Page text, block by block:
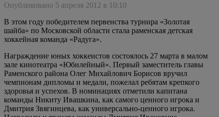
Опубликовано 5 апреля 2012 в 10:10
В этом году победителем первенства турнира «Золотая
шайба» по Московской области стала раменская детская
хоккейная команда «Радуга».
Награждение юных хоккеистов состоялось 27 марта в малом
зале кинотеатра «Юбилейный». Первый заместитель главы
Раменского района Олег Михайлович Борисов вручил
чемпионам дипломы и медали, пожелал ребятам крепкого
здоровья и успехов. В номинациях отметили капитана
команды Никиту Ивашкина, как самого ценного игрока и
Дмитрия Звягинцева, как универсально-ценного игрока.